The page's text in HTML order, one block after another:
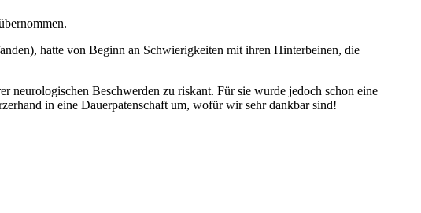
hatte von Beginn an Schwierigkeiten mit ihren Hinterbeinen, die
neurologischen Beschwerden zu riskant. Für sie wurde jedoch schon eine
in eine Dauerpatenschaft um, wofür wir sehr dankbar sind!